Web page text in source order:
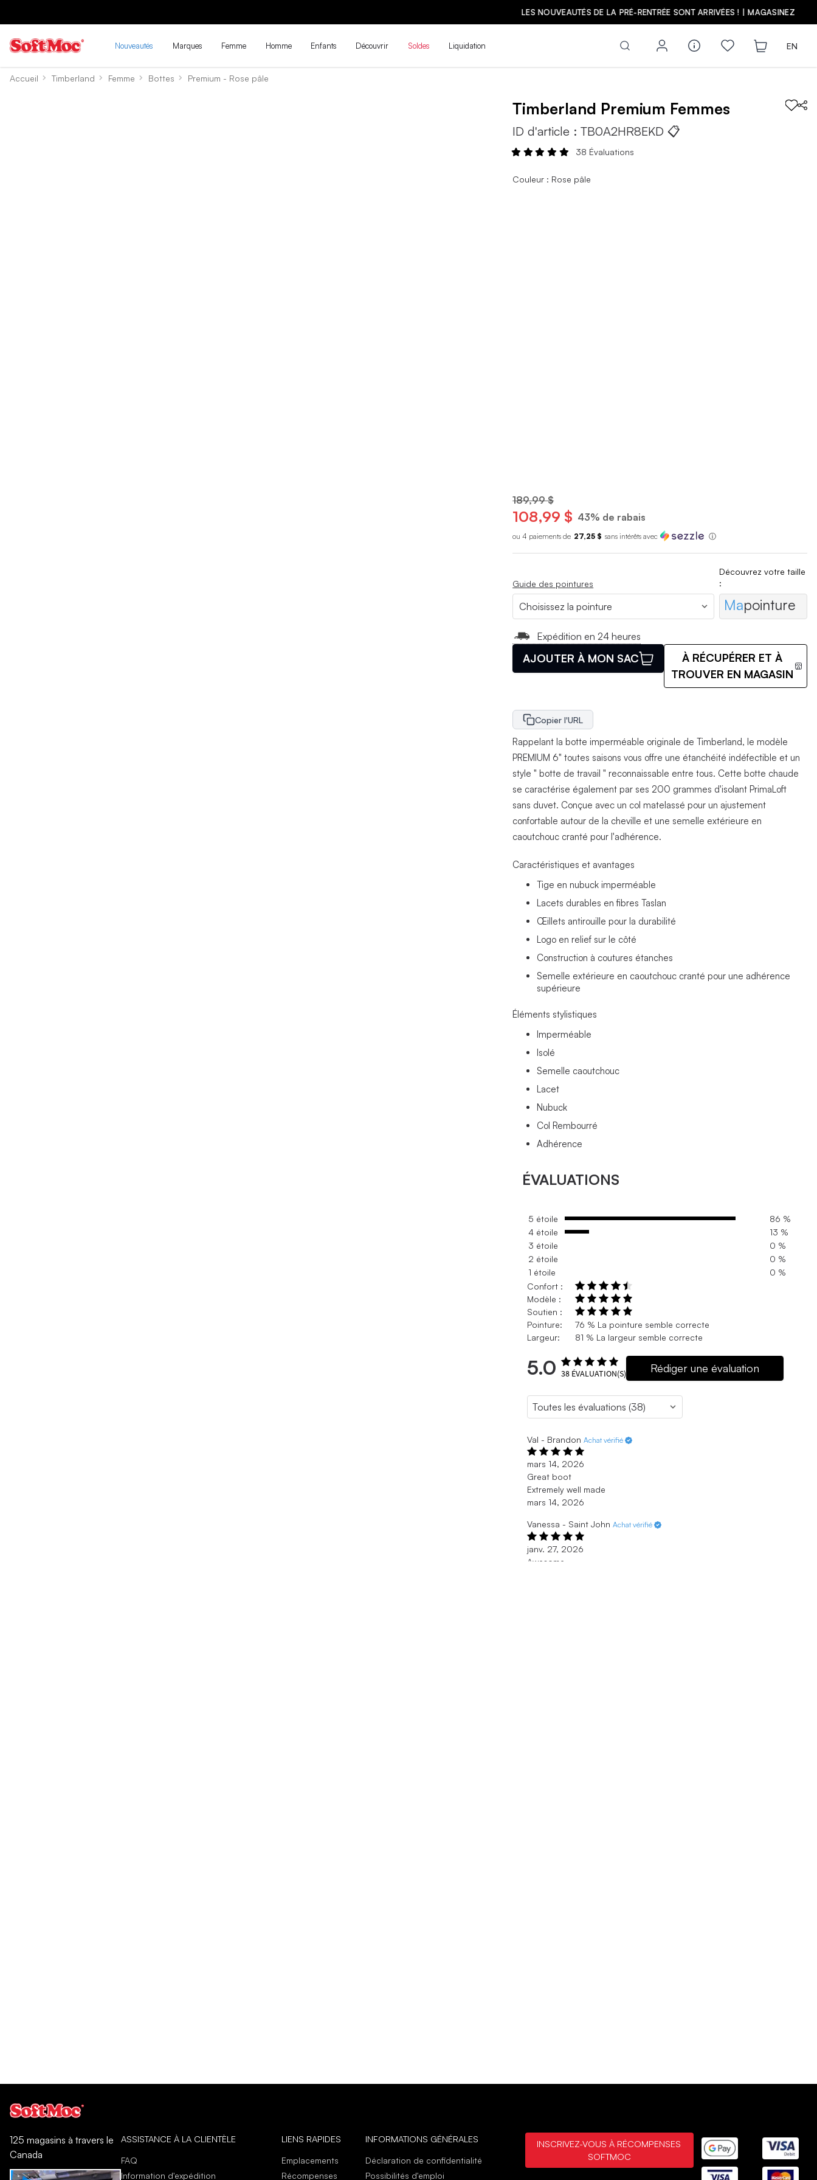
LES NOUVEAUTÉS DE LA PRÉ-RENTRÉE SONT ARRIVÉES ! | MAGASINEZ
Nouveautés Marques Femme Homme Enfants Découvrir Soldes Liquidation EN
Accueil Timberland Femme Bottes Premium - Rose pâle
Timberland Premium Femmes
ID d'article :TB0A2HR8EKD 📋
38 Évaluations
Couleur : Rose pâle
189,99 $
108,99 $ 43% de rabais
ou 4 paiements de 27,25 $ sans intérêts avec ⓘ
Guide des pointures
Découvrez votre taille
:
Mapointure
Expédition en 24 heures
AJOUTER À MON SAC
À RÉCUPÉRER ET À
TROUVER EN MAGASIN
Copier l'URL
Rappelant la botte imperméable originale de Timberland, le modèle
PREMIUM 6" toutes saisons vous offre une étanchéité indéfectible et un
style " botte de travail " reconnaissable entre tous. Cette botte chaude
se caractérise également par ses 200 grammes d'isolant PrimaLoft
sans duvet. Conçue avec un col matelassé pour un ajustement
confortable autour de la cheville et une semelle extérieure en
caoutchouc cranté pour l'adhérence.
Caractéristiques et avantages
Tige en nubuck imperméable
Lacets durables en fibres Taslan
Œillets antirouille pour la durabilité
Logo en relief sur le côté
Construction à coutures étanches
Semelle extérieure en caoutchouc cranté pour une adhérence
supérieure
Éléments stylistiques
Imperméable
Isolé
Semelle caoutchouc
Lacet
Nubuck
Col Rembourré
Adhérence
ÉVALUATIONS
5 étoile
86 %
4 étoile
13 %
3 étoile
0 %
2 étoile
0 %
1 étoile
0 %
Confort :
Modèle :
Soutien :
Pointure:
76 % La pointure semble correcte
Largeur:
81 % La largeur semble correcte
5.0 38 ÉVALUATION(S) Rédiger une évaluation
Val - BrandonAchat vérifié
mars 14, 2026
Great boot
Extremely well made
mars 14, 2026
Vanessa - Saint John Achat vérifié
janv. 27, 2026
Awesome
125 magasins à travers le
Canada
ASSISTANCE À LA CLIENTÈLE
FAQ
Information d'expédition
LIENS RAPIDES
Emplacements
Récompenses
INFORMATIONS GÉNÉRALES
Déclaration de confidentialité
Possibilités d'emploi
INSCRIVEZ-VOUS À RÉCOMPENSES
SOFTMOC